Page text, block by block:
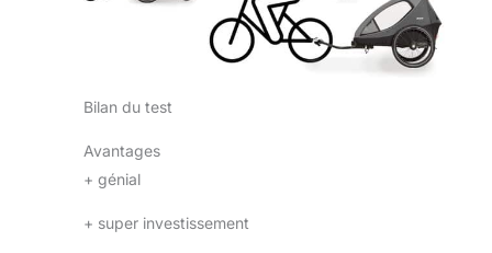
Bilan du test
Avantages
+ génial
+ super investissement